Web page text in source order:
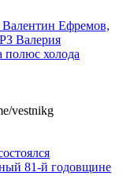
Валентин Ефремов,
Валерия
полюс холода
vestnikg
81-й годовщине